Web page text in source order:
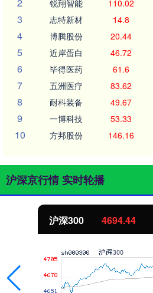
锐翔智能 110.02
3 志特新材 14.8
4 博腾股份 20.44
5 近岸蛋白 46.72
6 毕得医药 61.6
7 五洲医疗 83.62
8 耐科装备 49.67
9 一博科技 53.33
10 方邦股份 146.16
沪深京行情 实时轮播
北证50 1134.24